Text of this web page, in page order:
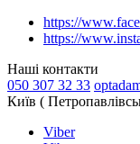
https://
https://
Наші контакти
050 307 32 33
Київ (
Viber